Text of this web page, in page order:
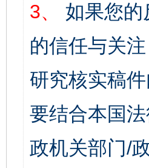
3、
如果您的
的信任与关
研究核实稿
要结合本国
政机关部门/